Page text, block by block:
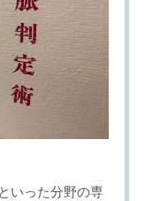
いった分野の専